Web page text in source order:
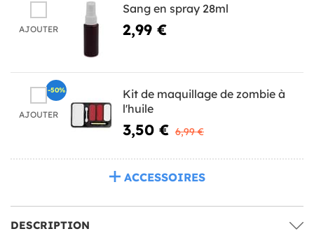
AJOUTER
Sang en spray 28ml
2,99 €
AJOUTER
Kit de maquillage de zombie à
l'huile
3,50 € 6,99 €
-50%
ACCESSOIRES
DESCRIPTION